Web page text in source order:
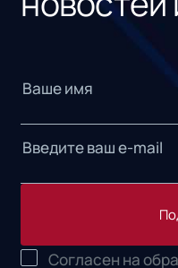
Согласен на